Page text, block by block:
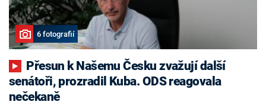
6 fotografií
senátoři, prozradil Kuba. ODS reagovala
nečekaně